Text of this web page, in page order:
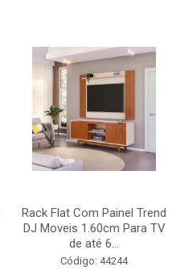
Rack Flat Com Painel Trend
DJ Moveis 1.60cm Para TV
de até 6...
Código: 44244